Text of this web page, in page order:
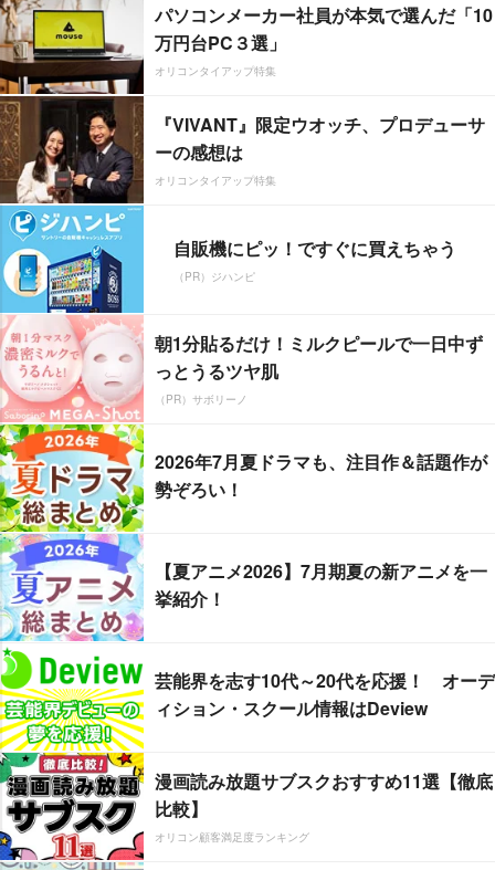
パソコンメーカー社員が本気で選んだ「10
万円台PC３選」
オリコンタイアップ特集
『VIVANT』限定ウオッチ、プロデューサ
ーの感想は
オリコンタイアップ特集
自販機にピッ！ですぐに買えちゃう
（PR）ジハンピ
朝1分貼るだけ！ミルクピールで一日中ず
っとうるツヤ肌
（PR）サボリーノ
2026年7月夏ドラマも、注目作＆話題作が
勢ぞろい！
【夏アニメ2026】7月期夏の新アニメを一
挙紹介！
芸能界を志す10代～20代を応援！ オーデ
ィション・スクール情報はDeview
漫画読み放題サブスクおすすめ11選【徹底
比較】
オリコン顧客満足度ランキング